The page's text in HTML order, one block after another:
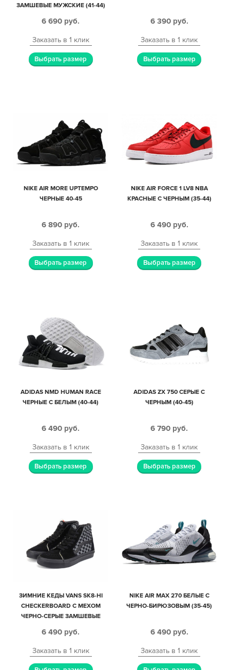
ЗАМШЕВЫЕ МУЖСКИЕ (41-44)
6 690 руб.
Заказать в 1 клик
Выбрать размер
6 390 руб.
Заказать в 1 клик
Выбрать размер
NIKE AIR MORE UPTEMPO
ЧЕРНЫЕ 40-45
6 890 руб.
Заказать в 1 клик
Выбрать размер
NIKE AIR FORCE 1 LV8 NBA
КРАСНЫЕ С ЧЕРНЫМ (35-44)
6 490 руб.
Заказать в 1 клик
Выбрать размер
ADIDAS NMD HUMAN RACE
ЧЕРНЫЕ С БЕЛЫМ (40-44)
6 490 руб.
Заказать в 1 клик
Выбрать размер
ADIDAS ZX 750 СЕРЫЕ С
ЧЕРНЫМ (40-45)
6 790 руб.
Заказать в 1 клик
Выбрать размер
ЗИМНИЕ КЕДЫ VANS SK8-HI
CHECKERBOARD С МЕХОМ
ЧЕРНО-СЕРЫЕ ЗАМШЕВЫЕ
6 490 руб.
Заказать в 1 клик
NIKE AIR MAX 270 БЕЛЫЕ С
ЧЕРНО-БИРЮЗОВЫМ (35-45)
6 490 руб.
Заказать в 1 клик